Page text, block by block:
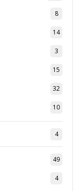
8
14
3
15
32
10
4
49
4